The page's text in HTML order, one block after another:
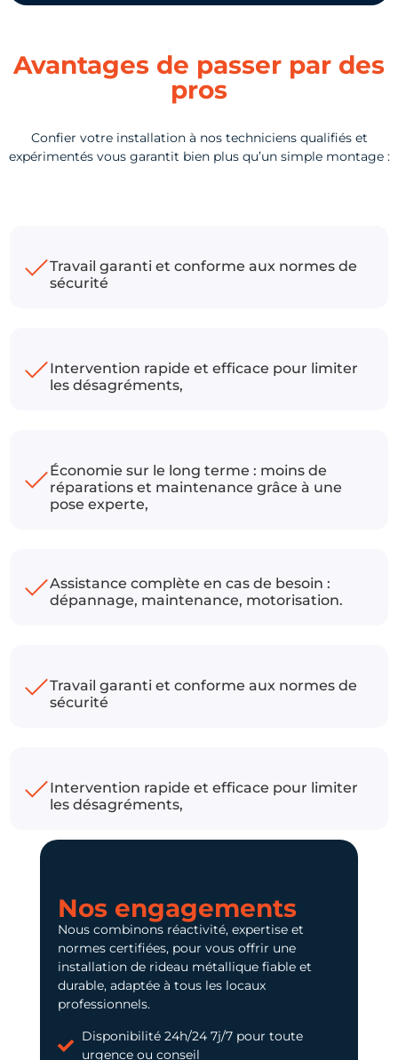
Avantages de passer par des
pros
Confier votre installation à nos techniciens qualifiés et
expérimentés vous garantit bien plus qu’un simple montage :
Travail garanti et conforme aux normes de
sécurité
Intervention rapide et efficace pour limiter
les désagréments,
Économie sur le long terme : moins de
réparations et maintenance grâce à une
pose experte,
Assistance complète en cas de besoin :
dépannage, maintenance, motorisation.
Travail garanti et conforme aux normes de
sécurité
Intervention rapide et efficace pour limiter
les désagréments,
Nos engagements
Nous combinons réactivité, expertise et
normes certifiées, pour vous offrir une
installation de rideau métallique fiable et
durable, adaptée à tous les locaux
professionnels.
Disponibilité 24h/24 7j/7 pour toute
urgence ou conseil